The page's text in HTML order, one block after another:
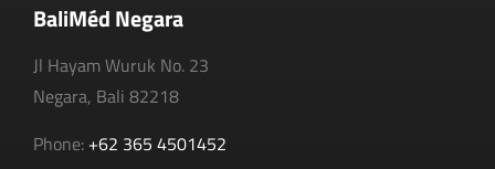
BaliMéd Negara
Jl Hayam Wuruk No. 23
Negara, Bali 82218
Phone: +62 365 4501452